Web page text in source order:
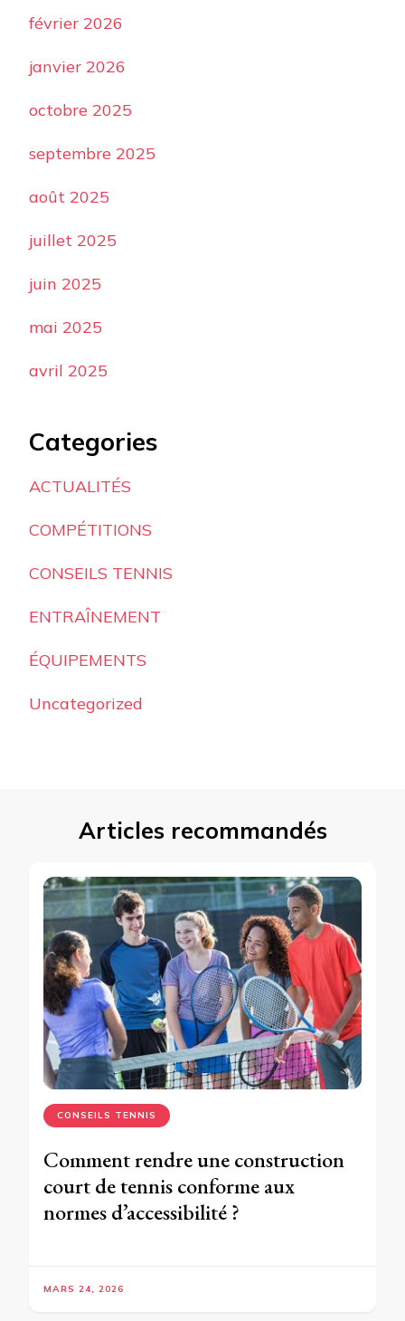
février 2026
janvier 2026
octobre 2025
septembre 2025
août 2025
juillet 2025
juin 2025
mai 2025
avril 2025
Categories
ACTUALITÉS
COMPÉTITIONS
CONSEILS TENNIS
ENTRAÎNEMENT
ÉQUIPEMENTS
Uncategorized
Articles recommandés
CONSEILS TENNIS
Comment rendre une construction
court de tennis conforme aux
normes d’accessibilité ?
MARS 24, 2026